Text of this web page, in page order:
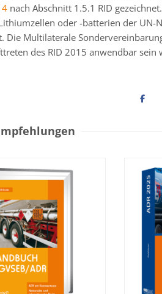
nach Abschnitt 1.5.1 RID
oder -batterien der
Die Multilaterale
des RID 2015 anwendbar